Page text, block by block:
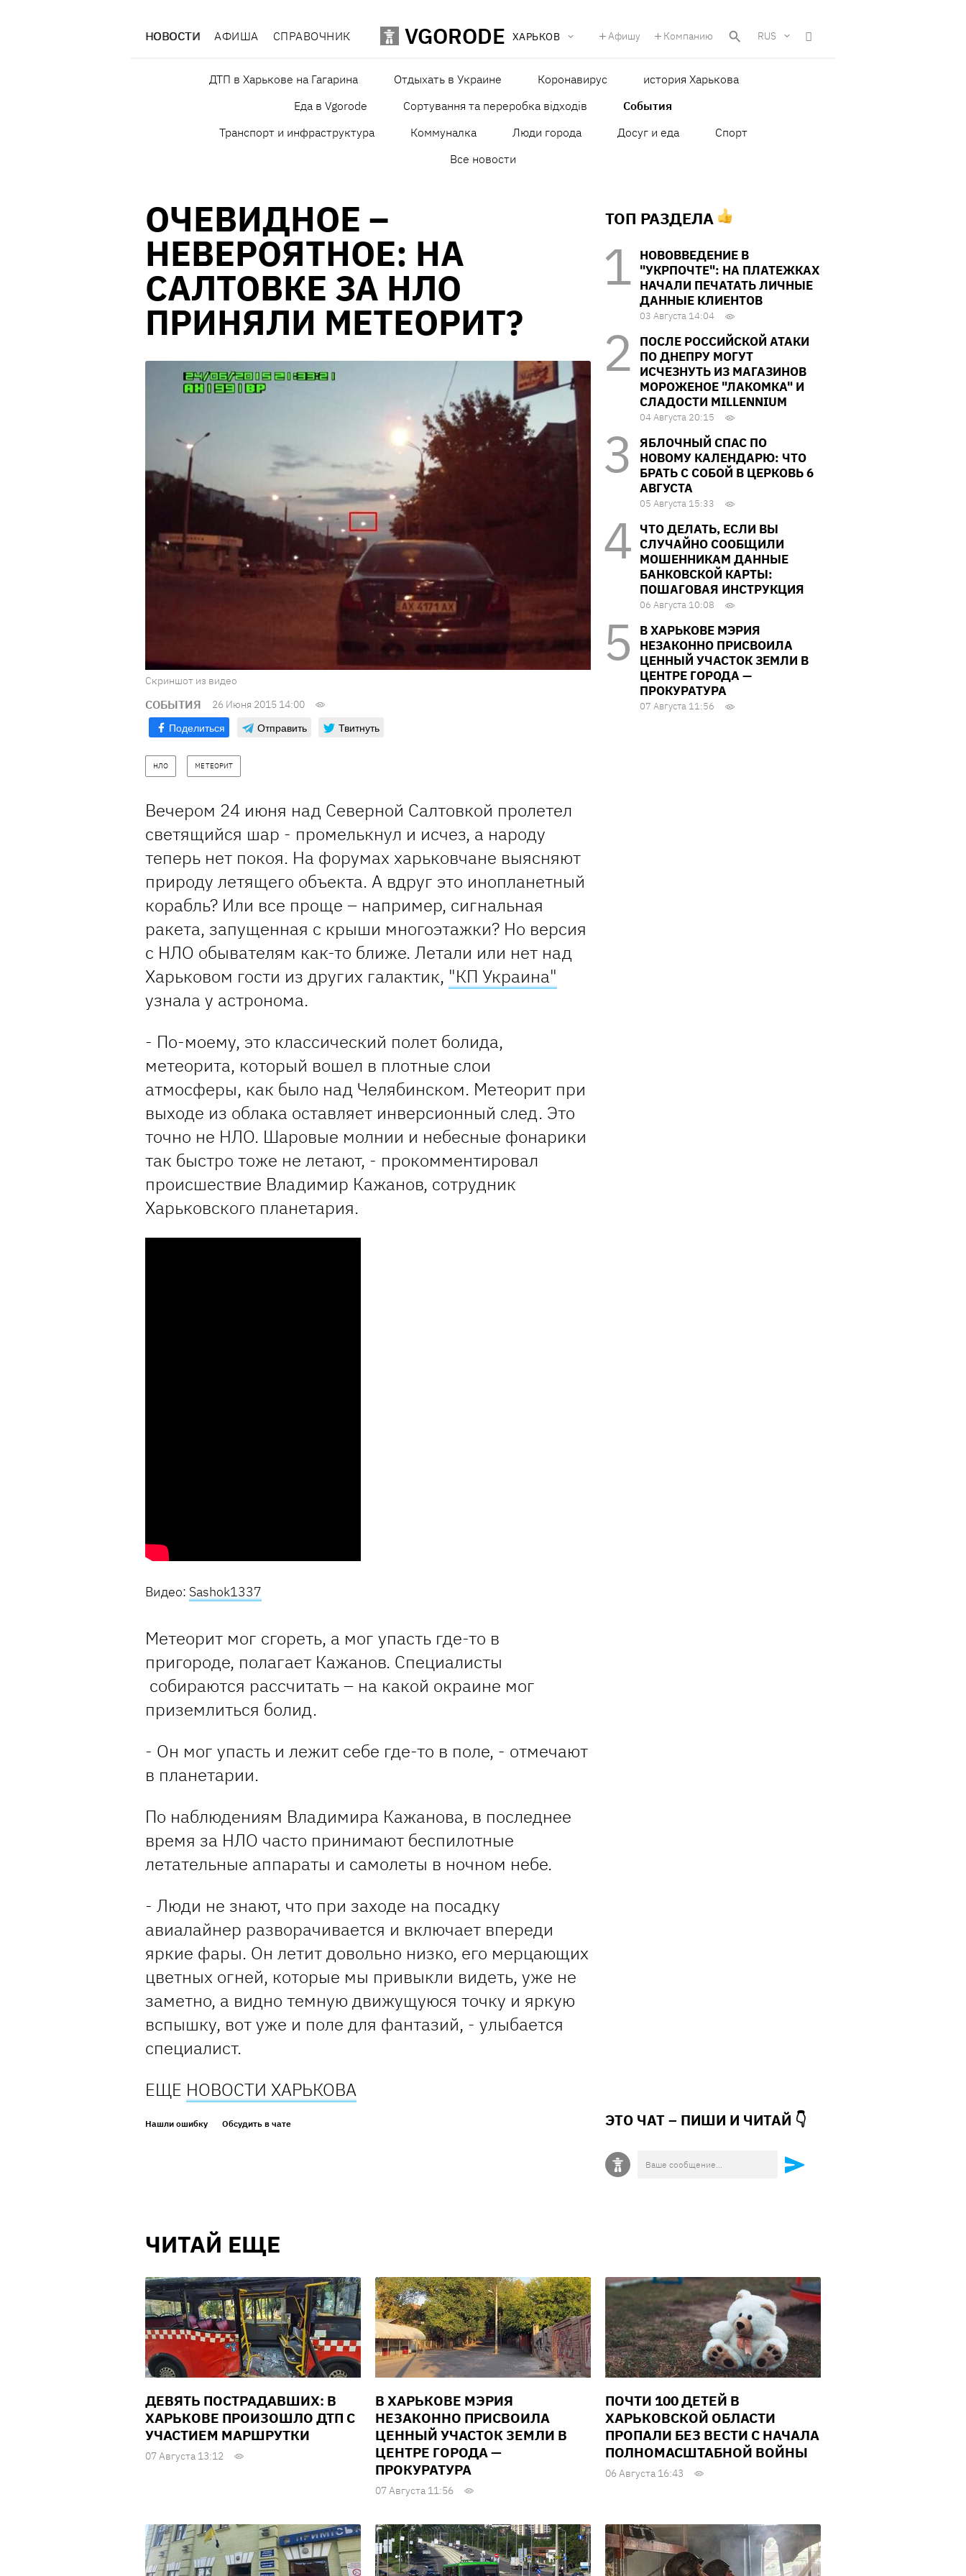
НОВОСТИ АФИША СПРАВОЧНИК VGORODE ХАРЬКОВ Афишу Компанию RUS
ДТП в Харькове на Гагарина Отдыхать в Украине Коронавирус
история Харькова
Еда в Vgorode
Сортування та переробка відходів
События
Транспорт и инфраструктура
Коммуналка Люди города Досуг и еда
Спорт
Все новости
ОЧЕВИДНОЕ –
НЕВЕРОЯТНОЕ: НА
САЛТОВКЕ ЗА НЛО
ПРИНЯЛИ МЕТЕОРИТ?
Скриншот из видео
СОБЫТИЯ 26 Июня 2015 14:00
Поделиться Отправить Твитнуть
НЛО МЕТЕОРИТ
Вечером 24 июня над Северной Салтовкой пролетел
светящийся шар - промелькнул и исчез, а народу
теперь нет покоя. На форумах харьковчане выясняют
природу летящего объекта. А вдруг это инопланетный
корабль? Или все проще – например, сигнальная
ракета, запущенная с крыши многоэтажки? Но версия
с НЛО обывателям как-то ближе. Летали или нет над
Харьковом гости из других галактик, "КП Украина"
узнала у астронома.
- По-моему, это классический полет болида,
метеорита, который вошел в плотные слои
атмосферы, как было над Челябинском. Метеорит при
выходе из облака оставляет инверсионный след. Это
точно не НЛО. Шаровые молнии и небесные фонарики
так быстро тоже не летают, - прокомментировал
происшествие Владимир Кажанов, сотрудник
Харьковского планетария.
Видео: Sashok1337
Метеорит мог сгореть, а мог упасть где-то в
пригороде, полагает Кажанов. Специалисты
собираются рассчитать – на какой окраине мог
приземлиться болид.
- Он мог упасть и лежит себе где-то в поле, - отмечают
в планетарии.
По наблюдениям Владимира Кажанова, в последнее
время за НЛО часто принимают беспилотные
летательные аппараты и самолеты в ночном небе.
- Люди не знают, что при заходе на посадку
авиалайнер разворачивается и включает впереди
яркие фары. Он летит довольно низко, его мерцающих
цветных огней, которые мы привыкли видеть, уже не
заметно, а видно темную движущуюся точку и яркую
вспышку, вот уже и поле для фантазий, - улыбается
специалист.
ЕЩЕ НОВОСТИ ХАРЬКОВА
Нашли ошибку Обсудить в чате
ТОП РАЗДЕЛА
НОВОВВЕДЕНИЕ В
"УКРПОЧТЕ": НА ПЛАТЕЖКАХ
НАЧАЛИ ПЕЧАТАТЬ ЛИЧНЫЕ
ДАННЫЕ КЛИЕНТОВ
03 Августа 14:04
ПОСЛЕ РОССИЙСКОЙ АТАКИ
ПО ДНЕПРУ МОГУТ
ИСЧЕЗНУТЬ ИЗ МАГАЗИНОВ
МОРОЖЕНОЕ "ЛАКОМКА" И
СЛАДОСТИ MILLENNIUM
04 Августа 20:15
ЯБЛОЧНЫЙ СПАС ПО
НОВОМУ КАЛЕНДАРЮ: ЧТО
БРАТЬ С СОБОЙ В ЦЕРКОВЬ 6
АВГУСТА
05 Августа 15:33
ЧТО ДЕЛАТЬ, ЕСЛИ ВЫ
СЛУЧАЙНО СООБЩИЛИ
МОШЕННИКАМ ДАННЫЕ
БАНКОВСКОЙ КАРТЫ:
ПОШАГОВАЯ ИНСТРУКЦИЯ
06 Августа 10:08
В ХАРЬКОВЕ МЭРИЯ
НЕЗАКОННО ПРИСВОИЛА
ЦЕННЫЙ УЧАСТОК ЗЕМЛИ В
ЦЕНТРЕ ГОРОДА —
ПРОКУРАТУРА
07 Августа 11:56
ЭТО ЧАТ – ПИШИ И ЧИТАЙ 👇
ЧИТАЙ ЕЩЕ
ДЕВЯТЬ ПОСТРАДАВШИХ: В
ХАРЬКОВЕ ПРОИЗОШЛО ДТП С
УЧАСТИЕМ МАРШРУТКИ
07 Августа 13:12
В ХАРЬКОВЕ МЭРИЯ
НЕЗАКОННО ПРИСВОИЛА
ЦЕННЫЙ УЧАСТОК ЗЕМЛИ В
ЦЕНТРЕ ГОРОДА —
ПРОКУРАТУРА
07 Августа 11:56
ПОЧТИ 100 ДЕТЕЙ В
ХАРЬКОВСКОЙ ОБЛАСТИ
ПРОПАЛИ БЕЗ ВЕСТИ С НАЧАЛА
ПОЛНОМАСШТАБНОЙ ВОЙНЫ
06 Августа 16:43